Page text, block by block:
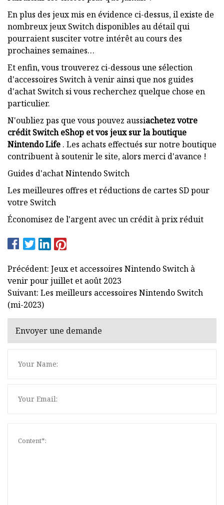
En plus des jeux mis en évidence ci-dessus, il existe de
nombreux jeux Switch disponibles au détail qui
pourraient susciter votre intérêt au cours des
prochaines semaines…
Et enfin, vous trouverez ci-dessous une sélection
d'accessoires Switch à venir ainsi que nos guides
d'achat Switch si vous recherchez quelque chose en
particulier.
N'oubliez pas que vous pouvez aussiachetez votre
crédit Switch eShop et vos jeux sur la boutique
Nintendo Life . Les achats effectués sur notre boutique
contribuent à soutenir le site, alors merci d'avance !
Guides d'achat Nintendo Switch
Les meilleures offres et réductions de cartes SD pour
votre Switch
Économisez de l'argent avec un crédit à prix réduit
Précédent: Jeux et accessoires Nintendo Switch à
venir pour juillet et août 2023
Suivant: Les meilleurs accessoires Nintendo Switch
(mi-2023)
Envoyer une demande